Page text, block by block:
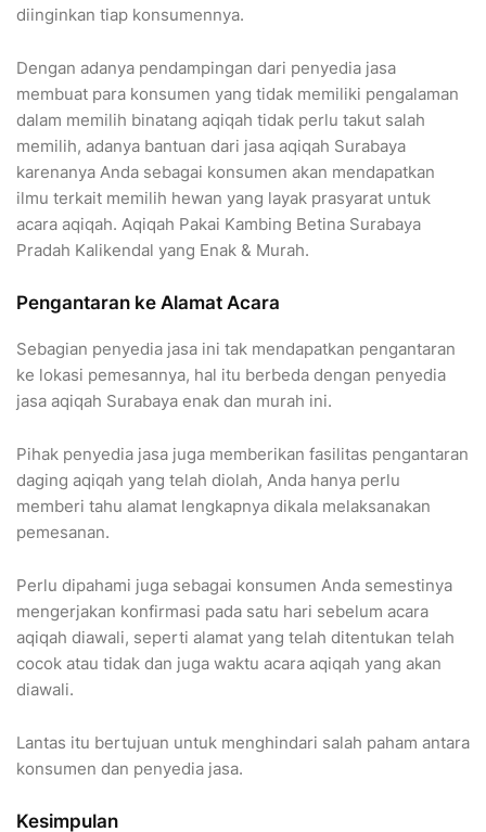
diinginkan tiap konsumennya.
Dengan adanya pendampingan dari penyedia jasa
membuat para konsumen yang tidak memiliki pengalaman
dalam memilih binatang aqiqah tidak perlu takut salah
memilih, adanya bantuan dari jasa aqiqah Surabaya
karenanya Anda sebagai konsumen akan mendapatkan
ilmu terkait memilih hewan yang layak prasyarat untuk
acara aqiqah. Aqiqah Pakai Kambing Betina Surabaya
Pradah Kalikendal yang Enak & Murah.
Pengantaran ke Alamat Acara
Sebagian penyedia jasa ini tak mendapatkan pengantaran
ke lokasi pemesannya, hal itu berbeda dengan penyedia
jasa aqiqah Surabaya enak dan murah ini.
Pihak penyedia jasa juga memberikan fasilitas pengantaran
daging aqiqah yang telah diolah, Anda hanya perlu
memberi tahu alamat lengkapnya dikala melaksanakan
pemesanan.
Perlu dipahami juga sebagai konsumen Anda semestinya
mengerjakan konfirmasi pada satu hari sebelum acara
aqiqah diawali, seperti alamat yang telah ditentukan telah
cocok atau tidak dan juga waktu acara aqiqah yang akan
diawali.
Lantas itu bertujuan untuk menghindari salah paham antara
konsumen dan penyedia jasa.
Kesimpulan